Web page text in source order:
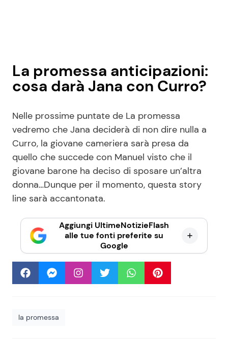
La promessa anticipazioni:
cosa darà Jana con Curro?
Nelle prossime puntate de La promessa
vedremo che Jana deciderà di non dire nulla a
Curro, la giovane cameriera sarà presa da
quello che succede con Manuel visto che il
giovane barone ha deciso di sposare un’altra
donna…Dunque per il momento, questa story
line sarà accantonata.
Aggiungi UltimeNotizieFlash
alle tue fonti preferite su
Google
la promessa